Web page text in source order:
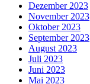
Dezember 2023
November 2023
Oktober 2023
September 2023
August 2023
Juli 2023
Juni 2023
Mai 2023